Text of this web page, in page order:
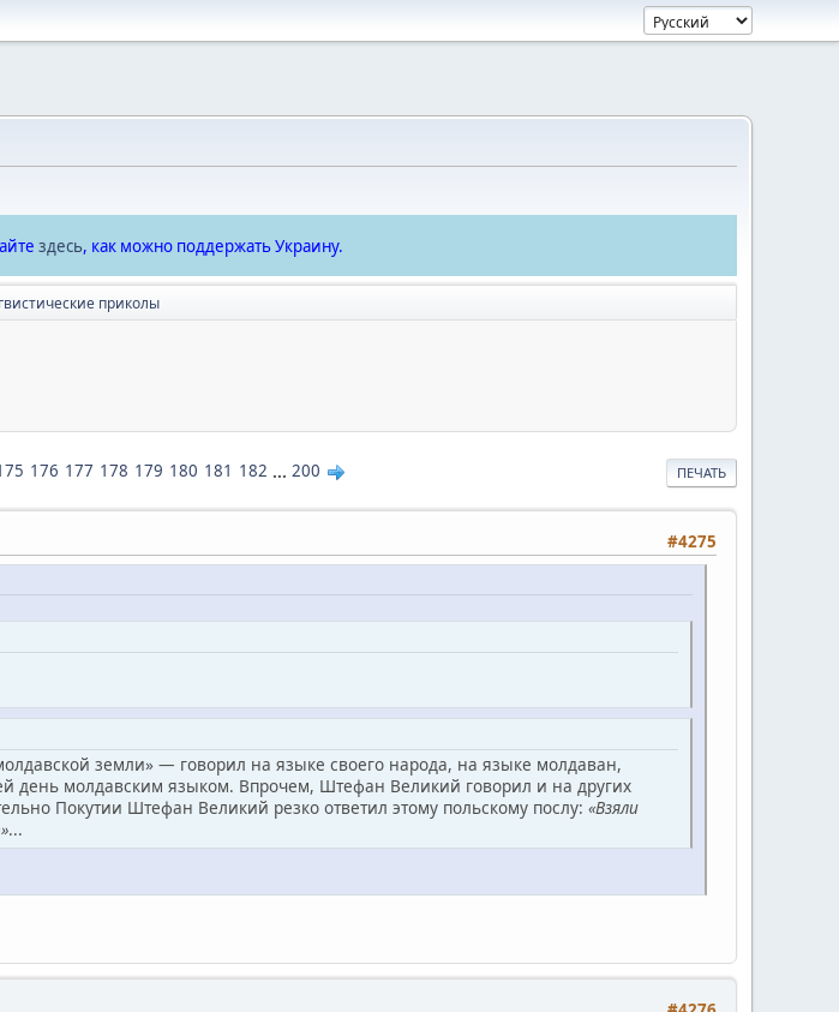
здесь, как можно поддержать Украину.
приколы
ПЕЧАТЬ
176 177 178 179 180 181 182 ... 200
#4275
земли» — говорил на языке своего народа, на языке молдаван,
день молдавским языком. Впрочем, Штефан Великий говорил и на других
Покутии Штефан Великий резко ответил этому польскому послу: «Взяли
...